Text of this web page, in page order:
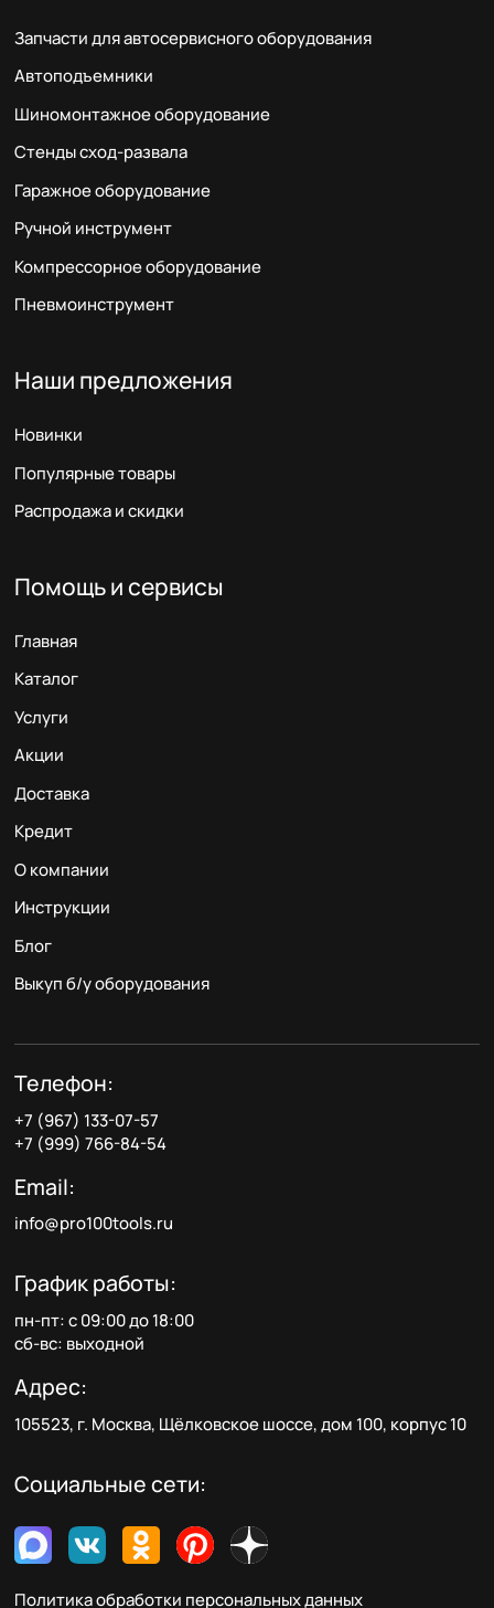
Запчасти для автосервисного оборудования
Автоподъемники
Шиномонтажное оборудование
Стенды сход-развала
Гаражное оборудование
Ручной инструмент
Компрессорное оборудование
Пневмоинструмент
Наши предложения
Новинки
Популярные товары
Распродажа и скидки
Помощь и сервисы
Главная
Каталог
Услуги
Акции
Доставка
Кредит
О компании
Инструкции
Блог
Выкуп б/у оборудования
Телефон:
+7 (967) 133-07-57
+7 (999) 766-84-54
Email:
info@pro100tools.ru
График работы:
пн-пт: с 09:00 до 18:00
сб-вс: выходной
Адрес:
105523, г. Москва, Щёлковское шоссе, дом 100, корпус 10
Социальные сети:
Политика обработки персональных данных